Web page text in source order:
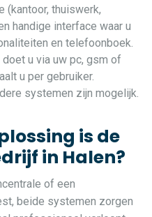
(kantoor, thuiswerk,
handige interface waar u
en telefoonboek.
u via uw pc, gsm of
u per gebruiker.
systemen zijn mogelijk.
is de
in Halen?
of een
beide systemen zorgen